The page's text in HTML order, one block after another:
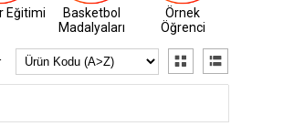
Eğitimi
Basketbol
Madalyaları
Örnek
Öğrenci